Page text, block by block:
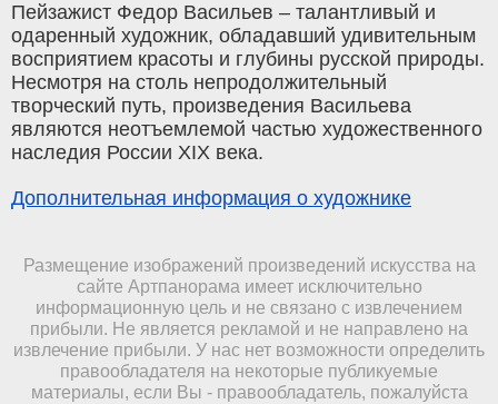
Пейзажист Федор Васильев – талантливый и
одаренный художник, обладавший удивительным
восприятием красоты и глубины русской природы.
Несмотря на столь непродолжительный
творческий путь, произведения Васильева
являются неотъемлемой частью художественного
наследия России XIX века.
Дополнительная информация о художнике
Размещение изображений произведений искусства на
сайте Артпанорама имеет исключительно
информационную цель и не связано с извлечением
прибыли. Не является рекламой и не направлено на
извлечение прибыли. У нас нет возможности определить
правообладателя на некоторые публикуемые
материалы, если Вы - правообладатель, пожалуйста